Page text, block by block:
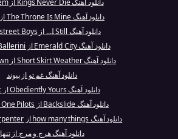
دانلود آهنگ Kings Never Die از Eminem
دانلود آهنگ The Throne Is Mine از کیو ای
دانلود آهنگ I Still... از Backstreet Boys
دانلود آهنگ Emerald City از Kelsea Ballerini
دانلود آهنگ Short Skirt Weather از Kane Brown
دانلود آهنگ غم تو از پیوند
دانلود آهنگ Obediently Yours از Logic
دانلود آهنگ Backslide از Twenty One Pilots
دانلود آهنگ how many things از Sabrina Carpenter
دانلود آهنگ هرج و مرج از تنها